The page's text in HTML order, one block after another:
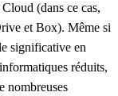
(dans ce cas,
et Box). Même si
significative en
réduits,
nombreuses